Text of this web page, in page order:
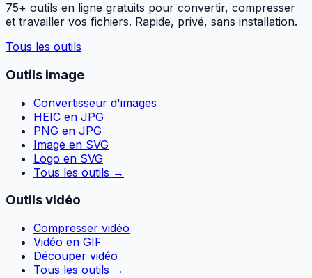
75+ outils en ligne gratuits pour convertir, compresser
et travailler vos fichiers. Rapide, privé, sans installation.
Tous les outils
Outils image
Convertisseur d'images
HEIC en JPG
PNG en JPG
Image en SVG
Logo en SVG
Tous les outils →
Outils vidéo
Compresser vidéo
Vidéo en GIF
Découper vidéo
Tous les outils →